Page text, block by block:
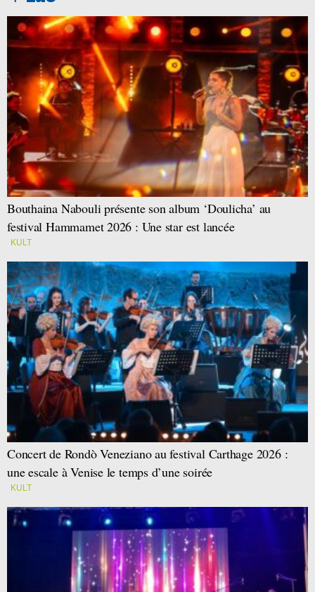
Bouthaina Nabouli présente son album ‘Doulicha’ au
festival Hammamet 2026 : Une star est lancée
KULT
Concert de Rondò Veneziano au festival Carthage 2026 :
une escale à Venise le temps d’une soirée
KULT